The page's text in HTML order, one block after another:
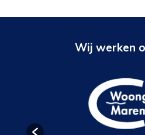
Wij werken